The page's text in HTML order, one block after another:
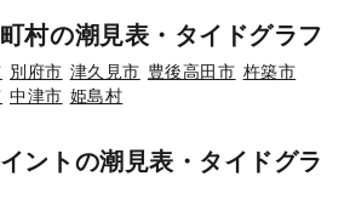
村の潮見表・タイドグラフ
別府市 津久見市 豊後高田市 杵築市
中津市 姫島村
ントの潮見表・タイドグラ